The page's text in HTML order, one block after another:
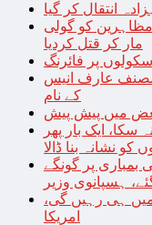
انتقال کر گیا
پاناما میں پروفیسر نے روڈ بلاک کرنے پر 2 مظاہرین کو گولی
مار کر قتل کردیا
پر فائرنگ
مصنف عارف انیس
کے نام
میں پیش پیش
ایک بار پھر
کو نشانہ بنا ڈالا
بمباری پر گونگے
ہسپانوی وزیر
میں ہی رہیں گی،
امریکا